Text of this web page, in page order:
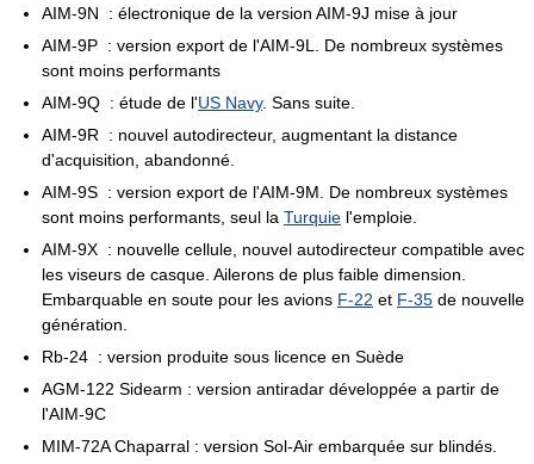
AIM-9N : électronique de la version AIM-9J mise à jour
AIM-9P : version export de l'AIM-9L. De nombreux systèmes
sont moins performants
AIM-9Q : étude de l'US Navy. Sans suite.
AIM-9R : nouvel autodirecteur, augmentant la distance
d'acquisition, abandonné.
AIM-9S : version export de l'AIM-9M. De nombreux systèmes
sont moins performants, seul la Turquie l'emploie.
AIM-9X : nouvelle cellule, nouvel autodirecteur compatible avec
les viseurs de casque. Ailerons de plus faible dimension.
Embarquable en soute pour les avions F-22 et F-35 de nouvelle
génération.
Rb-24 : version produite sous licence en Suède
AGM-122 Sidearm : version antiradar développée a partir de
l'AIM-9C
MIM-72A Chaparral : version Sol-Air embarquée sur blindés.